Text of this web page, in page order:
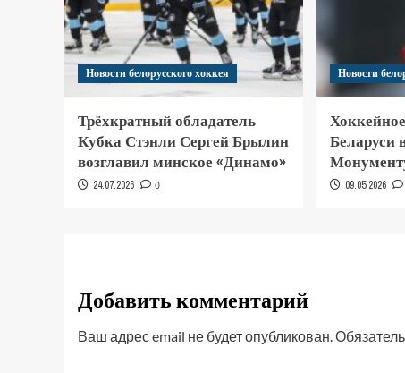
Новости белорусского хоккея
Трёхкратный обладатель
Кубка Стэнли Сергей Брылин
возглавил минское «Динамо»
24.07.2026 0
Новости
Беларуси
09.05.2026
Добавить комментарий
Ваш адрес email не будет опубликован.